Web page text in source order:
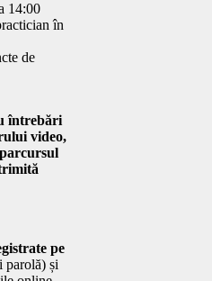
14:00
în
de
întrebări
video,
pe
parolă) și